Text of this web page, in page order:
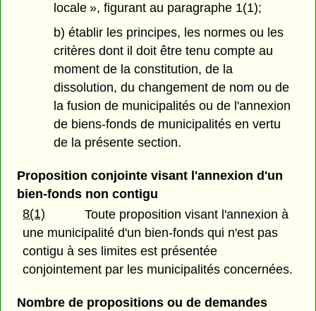
locale », figurant au paragraphe 1(1);
b) établir les principes, les normes ou les
critères dont il doit être tenu compte au
moment de la constitution, de la
dissolution, du changement de nom ou de
la fusion de municipalités ou de l'annexion
de biens-fonds de municipalités en vertu
de la présente section.
Proposition conjointe visant l'annexion d'un
bien-fonds non contigu
8(1)
Toute proposition visant l'annexion à
une municipalité d'un bien-fonds qui n'est pas
contigu à ses limites est présentée
conjointement par les municipalités concernées.
Nombre de propositions ou de demandes